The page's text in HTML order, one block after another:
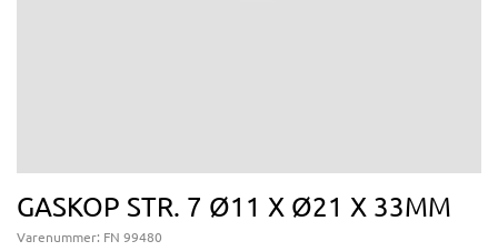
GASKOP STR. 7 Ø11 X Ø21 X 33MM
Varenummer: FN 99480